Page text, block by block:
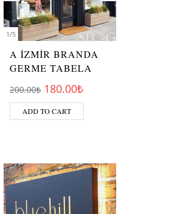
1/5
A İZMİR BRANDA
GERME TABELA
200.00₺ Original price was: 200.00₺.
180.00₺Current price is:
ADD TO CART